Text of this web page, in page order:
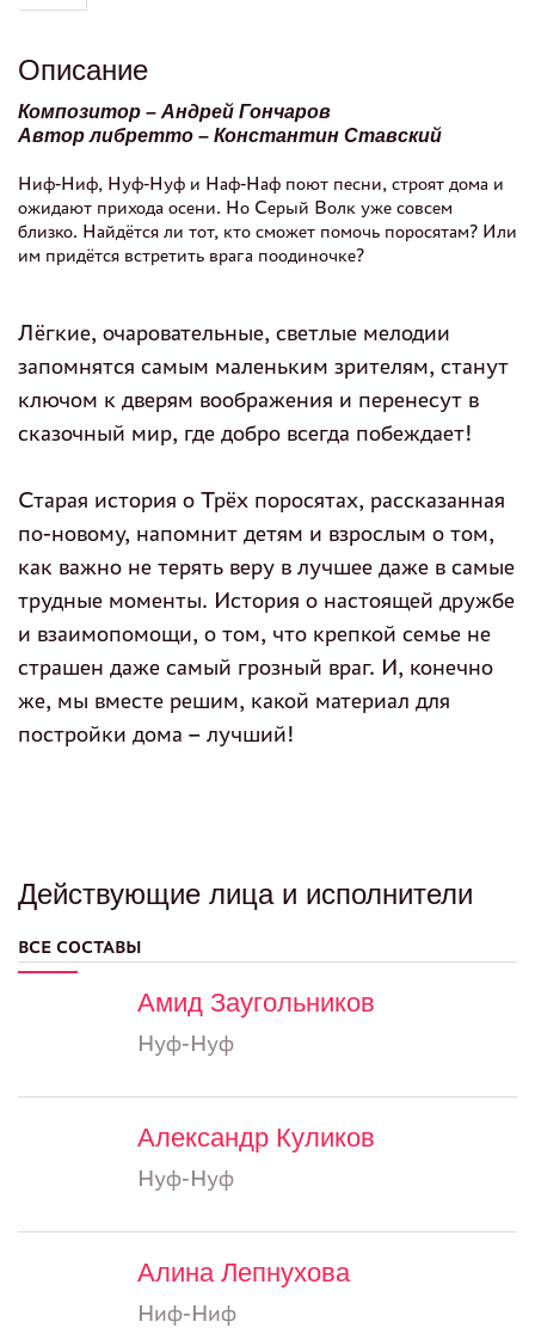
Описание
Композитор – Андрей Гончаров
Автор либретто – Константин Ставский
Ниф-Ниф, Нуф-Нуф и Наф-Наф поют песни, строят дома и
ожидают прихода осени. Но Серый Волк уже совсем
близко. Найдётся ли тот, кто сможет помочь поросятам? Или
им придётся встретить врага поодиночке?
Лёгкие, очаровательные, светлые мелодии
запомнятся самым маленьким зрителям, станут
ключом к дверям воображения и перенесут в
сказочный мир, где добро всегда побеждает!
Старая история о Трёх поросятах, рассказанная
по-новому, напомнит детям и взрослым о том,
как важно не терять веру в лучшее даже в самые
трудные моменты. История о настоящей дружбе
и взаимопомощи, о том, что крепкой семье не
страшен даже самый грозный враг. И, конечно
же, мы вместе решим, какой материал для
постройки дома – лучший!
Действующие лица и исполнители
ВСЕ СОСТАВЫ
Амид Заугольников
Нуф-Нуф
Александр Куликов
Нуф-Нуф
Алина Лепнухова
Ниф-Ниф